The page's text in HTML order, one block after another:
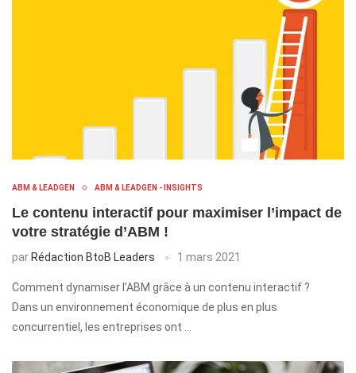
ABM & LEADGEN ABM & LEADGEN - INSIGHTS
Le contenu interactif pour maximiser l’impact de
votre stratégie d’ABM !
par Rédaction BtoB Leaders 1 mars 2021
Comment dynamiser l’ABM grâce à un contenu interactif ?
Dans un environnement économique de plus en plus
concurrentiel, les entreprises ont …